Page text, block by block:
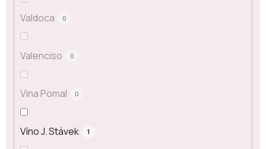
Valdoca 0
Valenciso 0
Vina Pomal 0
Víno J. Stávek 1